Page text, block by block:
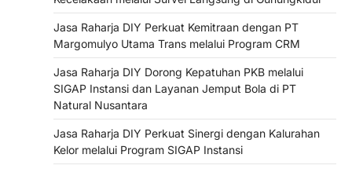
Jasa Raharja DIY Perkuat Kemitraan dengan PT
Margomulyo Utama Trans melalui Program CRM
Jasa Raharja DIY Dorong Kepatuhan PKB melalui
SIGAP Instansi dan Layanan Jemput Bola di PT
Natural Nusantara
Jasa Raharja DIY Perkuat Sinergi dengan Kalurahan
Kelor melalui Program SIGAP Instansi